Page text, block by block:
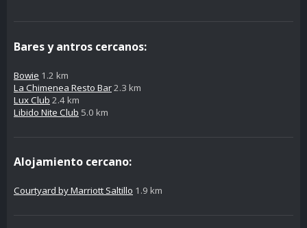
Bares y antros cercanos:
Bowie 1.2 km
La Chimenea Resto Bar2.3 km
Lux Club 2.4 km
Libido Nite Club 5.0 km
Alojamiento cercano:
Courtyard by Marriott Saltillo 1.9 km